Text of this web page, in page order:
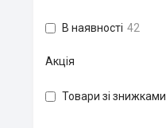
В наявності 42
Акція
Товари зі знижками